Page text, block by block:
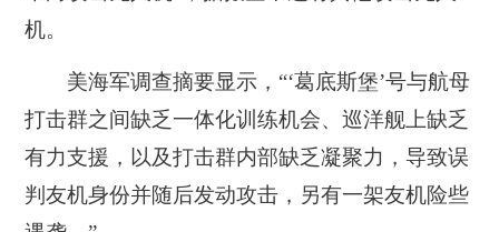
机。
美海军调查摘要显示，“‘葛底斯堡’号与航母
打击群之间缺乏一体化训练机会、巡洋舰上缺乏
有力支援，以及打击群内部缺乏凝聚力，导致误
判友机身份并随后发动攻击，另有一架友机险些